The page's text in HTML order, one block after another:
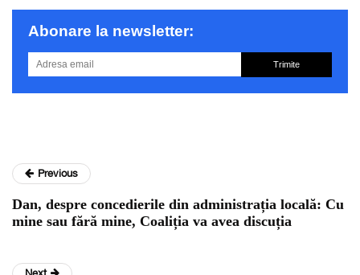
Abonare la newsletter:
Trimite
Previous
Dan, despre concedierile din administrația locală: Cu
mine sau fără mine, Coaliția va avea discuția